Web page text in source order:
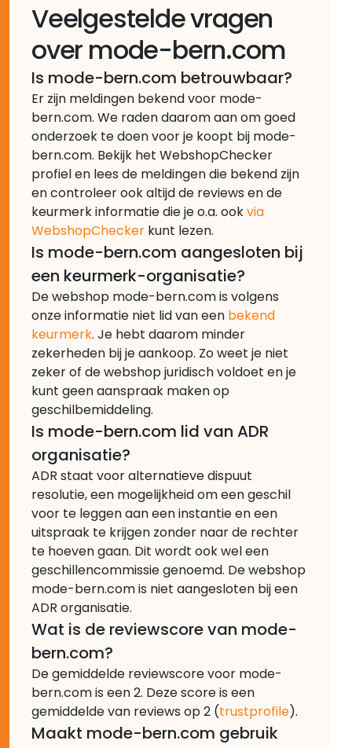
Veelgestelde vragen
over mode-bern.com
Is mode-bern.com betrouwbaar?
Er zijn meldingen bekend voor mode-
bern.com. We raden daarom aan om goed
onderzoek te doen voor je koopt bij mode-
bern.com. Bekijk het WebshopChecker
profiel en lees de meldingen die bekend zijn
en controleer ook altijd de reviews en de
keurmerk informatie die je o.a. ookvia
WebshopChecker kunt lezen.
Is mode-bern.com aangesloten bij
een keurmerk-organisatie?
De webshop mode-bern.com is volgens
onze informatie niet lid van een bekend
keurmerk. Je hebt daarom minder
zekerheden bij je aankoop. Zo weet je niet
zeker of de webshop juridisch voldoet en je
kunt geen aanspraak maken op
geschilbemiddeling.
Is mode-bern.com lid van ADR
organisatie?
ADR staat voor alternatieve dispuut
resolutie, een mogelijkheid om een geschil
voor te leggen aan een instantie en een
uitspraak te krijgen zonder naar de rechter
te hoeven gaan. Dit wordt ook wel een
geschillencommissie genoemd. De webshop
mode-bern.com is niet aangesloten bij een
ADR organisatie.
Wat is de reviewscore van mode-
bern.com?
De gemiddelde reviewscore voor mode-
bern.com is een 2. Deze score is een
gemiddelde van reviews op 2 (trustprofile).
Maakt mode-bern.com gebruik